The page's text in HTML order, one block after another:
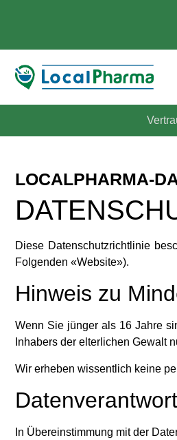
LOCALPHARMA-
Diese Datenschutzrichtlinie
Folgenden «Website»).
Hinweis zu
Wenn Sie jünger als 16 Jahre
Inhabers der elterlichen Gewalt
Wir erheben wissentlich keine
In Übereinstimmung mit der